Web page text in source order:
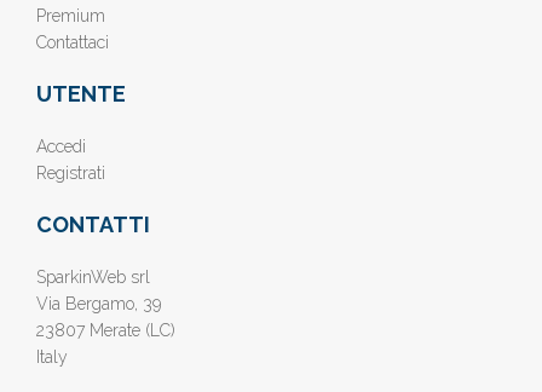
Premium
Contattaci
UTENTE
Accedi
Registrati
CONTATTI
SparkinWeb srl
Via Bergamo, 39
23807 Merate (LC)
Italy